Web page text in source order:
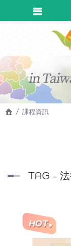
課程資訊
TAG -